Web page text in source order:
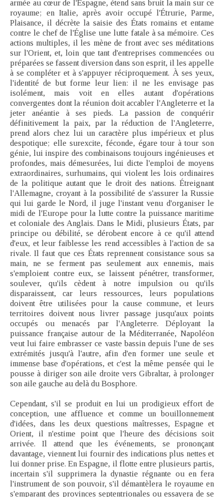
armée au cœur de l'Espagne, étend sans bruit la main sur ce
royaume; en Italie, après avoir occupé l'Étrurie, Parme,
Plaisance, il décrète la saisie des États romains et entame
contre le chef de l'Église une lutte fatale à sa mémoire. Ces
actions multiples, il les mène de front avec ses méditations
sur l'Orient, et, loin que tant d'entreprises commencées ou
préparées se fassent diversion dans son esprit, il les appelle
à se compléter et à s'appuyer réciproquement. À ses yeux,
l'identité de but forme leur lien: il ne les envisage pas
isolément, mais voit en elles autant d'opérations
convergentes dont la réunion doit accabler l'Angleterre et la
jeter anéantie à ses pieds. La passion de conquérir
définitivement la paix, par la réduction de l'Angleterre,
prend alors chez lui un caractère plus impérieux et plus
despotique; elle surexcite, féconde, égare tour à tour son
génie, lui inspire des combinaisons toujours ingénieuses et
profondes, mais démesurées, lui dicte l'emploi de moyens
extraordinaires, surhumains, qui violent les lois ordinaires
de la politique autant que le droit des nations. Étreignant
l'Allemagne, croyant à la possibilité de s'assurer la Russie
qui lui garde le Nord, il juge l'instant venu d'organiser le
midi de l'Europe pour la lutte contre la puissance maritime
et coloniale des Anglais. Dans le Midi, plusieurs États, par
principe ou débilité, se dérobent encore à ce qu'il attend
d'eux, et leur faiblesse les rend accessibles à l'action de sa
rivale. Il faut que ces États reprennent consistance sous sa
main, ne se ferment pas seulement aux ennemis, mais
s'emploient contre eux, se laissent pénétrer, transformer,
soulever, qu'ils cèdent à notre impulsion ou qu'ils
disparaissent, car leurs ressources, leurs populations
doivent être utilisées pour la cause commune, et leurs
territoires doivent nous livrer passage jusqu'aux points
occupés ou menacés par l'Angleterre. Déployant la
puissance française autour de la Méditerranée, Napoléon
veut lui faire embrasser ce vaste bassin depuis l'une de ses
extrémités jusqu'à l'autre, afin d'en former une seule et
immense base d'opérations, et c'est la même pensée qui le
pousse à diriger son aile droite vers Gibraltar, à prolonger
son aile gauche au delà du Bosphore.
Cependant, s'il se produit en lui un prodigieux effort de
conception, une affluence et comme un bouillonnement
d'idées, dans les deux questions maîtresses, Espagne et
Orient, il n'estime point que l'heure des décisions soit
arrivée. Il attend que les événements, se prononçant
davantage, viennent lui fournir des indications plus nettes et
lui donner prise. En Espagne, il flotte entre plusieurs partis,
incertain s'il supprimera la dynastie régnante ou en fera
l'instrument de son pouvoir, s'il démantèlera le royaume en
s'emparant des provinces septentrionales ou essayera de se